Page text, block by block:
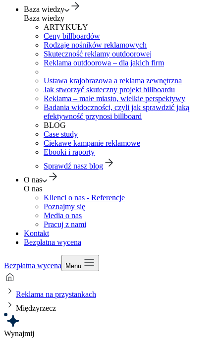
Baza wiedzy
Baza wiedzy
ARTYKUŁY
Ceny billboardów
Rodzaje nośników reklamowych
Skuteczność reklamy outdoorowej
Reklama outdoorowa – dla jakich firm
Ustawa krajobrazowa a reklama zewnętrzna
Jak stworzyć skuteczny projekt billboardu
Reklama – małe miasto, wielkie perspektywy
Badania widoczności, czyli jak sprawdzić jaką
efektywność przynosi billboard
BLOG
Case study
Ciekawe kampanie reklamowe
Ebooki i raporty
Sprawdź nasz blog
O nas
O nas
Klienci o nas - Referencje
Poznajmy się
Media o nas
Pracuj z nami
Kontakt
Bezpłatna wycena
Bezpłatna wycena Menu
Reklama na przystankach
Międzyrzecz
Wynajmij